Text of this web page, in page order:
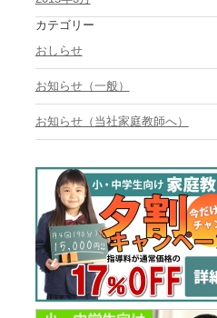
カテゴリー
おしらせ
お知らせ（一般）
お知らせ（当社家庭教師へ）